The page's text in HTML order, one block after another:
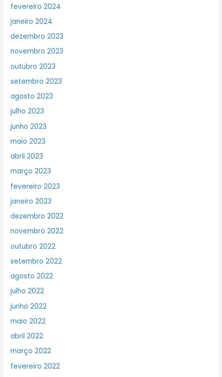
fevereiro 2024
janeiro 2024
dezembro 2023
novembro 2023
outubro 2023
setembro 2023
agosto 2023
julho 2023
junho 2023
maio 2023
abril 2023
março 2023
fevereiro 2023
janeiro 2023
dezembro 2022
novembro 2022
outubro 2022
setembro 2022
agosto 2022
julho 2022
junho 2022
maio 2022
abril 2022
março 2022
fevereiro 2022